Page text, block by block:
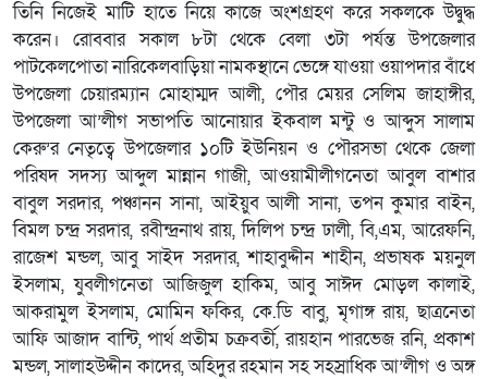
তিনি নিজেই মাটি হাতে নিয়ে কাজে অংশগ্রহণ করে সকলকে উদ্বুদ্ধ
করেন। রোববার সকাল ৮টা থেকে বেলা ৩টা পর্যন্ত উপজেলার
পাটকেলপোতা নারিকেলবাড়িয়া নামকস্থানে ভেঙ্গে যাওয়া ওয়াপদার বাঁধে
উপজেলা চেয়ারম্যান মোহাম্মদ আলী, পৌর মেয়র সেলিম জাহাঙ্গীর,
উপজেলা আ’লীগ সভাপতি আনোয়ার ইকবাল মন্টু ও আব্দুস সালাম
কেরু’র নেতৃত্বে উপজেলার ১০টি ইউনিয়ন ও পৌরসভা থেকে জেলা
পরিষদ সদস্য আব্দুল মান্নান গাজী, আওয়ামীলীগনেতা আবুল বাশার
বাবুল সরদার, পঞ্চানন সানা, আইয়ুব আলী সানা, তপন কুমার বাইন,
বিমল চন্দ্র সরদার, রবীন্দ্রনাথ রায়, দিলিপ চন্দ্র ঢালী, বি,এম, আরেফনি,
রাজেশ মন্ডল, আবু সাইদ সরদার, শাহাবুদ্দীন শাহীন, প্রভাষক ময়নুল
ইসলাম, যুবলীগনেতা আজিজুল হাকিম, আবু সাঈদ মোড়ল কালাই,
আকরামুল ইসলাম, মোমিন ফকির, কে.ডি বাবু, মৃগাঙ্গ রায়, ছাত্রনেতা
আফি আজাদ বান্টি, পার্থ প্রতীম চক্রবর্তী, রায়হান পারভেজ রনি, প্রকাশ
মন্ডল, সালাহউদ্দীন কাদের, অহিদুর রহমান সহ সহস্রাধিক আ’লীগ ও অঙ্গ